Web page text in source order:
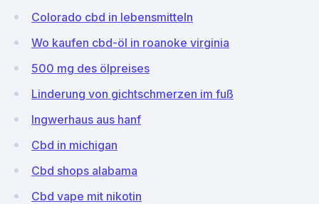
Colorado cbd in lebensmitteln
Wo kaufen cbd-öl in roanoke virginia
500 mg des ölpreises
Linderung von gichtschmerzen im fuß
Ingwerhaus aus hanf
Cbd in michigan
Cbd shops alabama
Cbd vape mit nikotin